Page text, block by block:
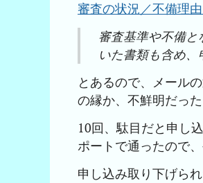
審査の状況／不備理
審査基準や不備
いた書類も含め
とあるので、メール
の縁か、不鮮明だった
10回、駄目だと申し
ポートで通ったので
申し込み取り下げら